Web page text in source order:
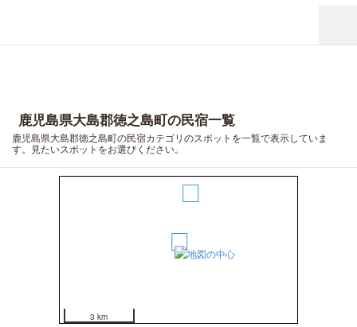
鹿児島県大島郡徳之島町の民宿一覧
鹿児島県大島郡徳之島町の民宿カテゴリのスポットを一覧で表示していま
す。見たいスポットをお選びください。
1
5
3 km